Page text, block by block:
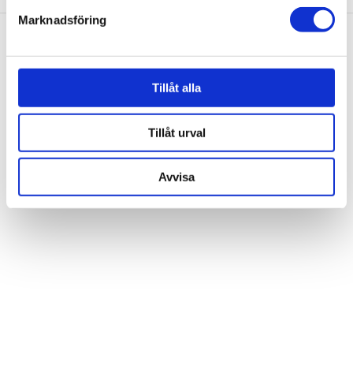
Vi använder enhetsidentifierare för att anpassa innehållet
för sociala medier och analysera vår trafik. Vi
vidarebefordrar även sådana identifierare och annan
information från din enhet till de sociala medier och
Dessa kan i sin tur kombinera informationen med annan
information som du har tillhandahållit eller som de har
samlat in när du har använt deras tjänster.
Marknadsföring
Tillåt alla
Tillåt urval
Avvisa